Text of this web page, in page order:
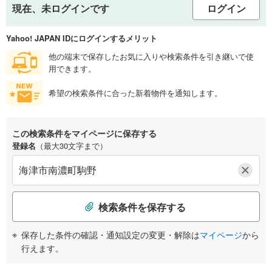
現在、未ログインです ログイン
Yahoo! JAPAN IDにログインするメリット
他の端末で保存したお気に入りや検索条件を引き継いで使
用できます。
希望の検索条件に合った新着物件を通知します。
この検索条件をマイページに保存する
登録名 （最大30文字まで）
検索条件を保存する
保存した条件の確認・通知設定の変更・解除はマイページから
行えます。